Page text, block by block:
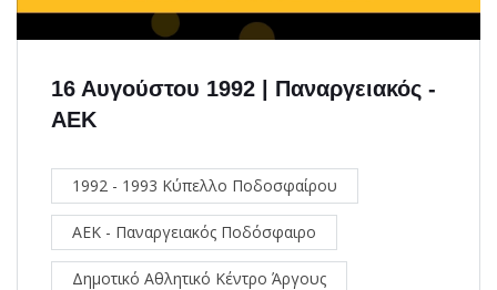
16 Αυγούστου 1992 | Παναργειακός -
ΑΕΚ
1992 - 1993 Κύπελλο Ποδοσφαίρου
ΑΕΚ - Παναργειακός Ποδόσφαιρο
Δημοτικό Αθλητικό Κέντρο Άργους